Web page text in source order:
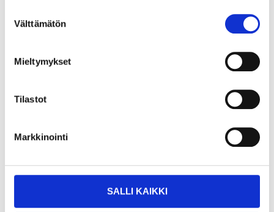
valinta
Välttämätön
Mieltymykset
Tilastot
Markkinointi
SALLI KAIKKI
Finns i lager i
varuhus